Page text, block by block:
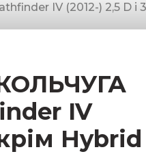
IV (2012-) 2,5 D і
IV
Hybrid